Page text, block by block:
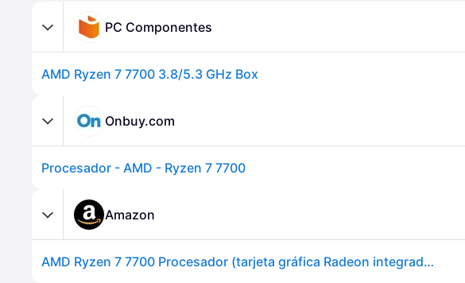
PC Componentes
AMD Ryzen 7 7700 3.8/5.3 GHz Box
Onbuy.com
Procesador - AMD - Ryzen 7 7700
Amazon
AMD Ryzen 7 7700 Procesador (tarjeta gráfica Radeon integrada, 8 núcleos/16 threads, 65W TDP, Socket AM5,40MB Caché, Reloj de aumento máx. hasta 5.3 GHz, con ventilador Wraith Prism)